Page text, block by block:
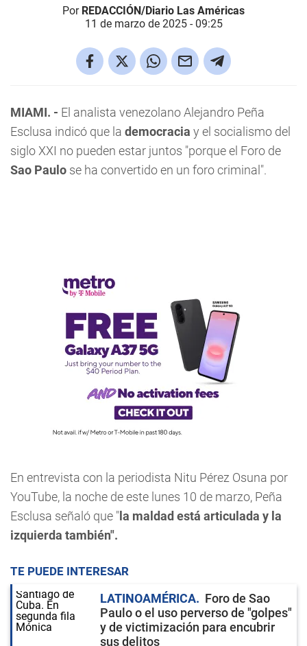
Por REDACCIÓN/Diario Las Américas
11 de marzo de 2025 - 09:25
MIAMI. - El analista venezolano Alejandro Peña
Esclusa indicó que la democracia y el socialismo del
siglo XXI no pueden estar juntos "porque el Foro de
Sao Paulo se ha convertido en un foro criminal".
En entrevista con la periodista Nitu Pérez Osuna por
YouTube, la noche de este lunes 10 de marzo, Peña
Esclusa señaló que " la maldad está articulada y la
izquierda también".
TE PUEDE INTERESAR
LATINOAMÉRICA
Foro de Sao
Paulo o el uso perverso de "golpes"
y de victimización para encubrir
sus delitos